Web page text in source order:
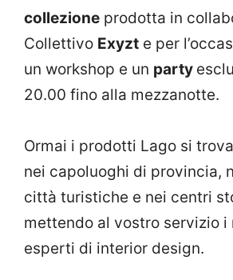
collezione prodotta in
Collettivo Exyzt e per
un workshop e un party
20.00 fino alla mezzanotte.
Ormai i prodotti Lago si
nei capoluoghi di provincia,
città turistiche e nei centri
mettendo al vostro servizio i
esperti di interior design.